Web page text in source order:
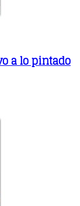
a lo pintado